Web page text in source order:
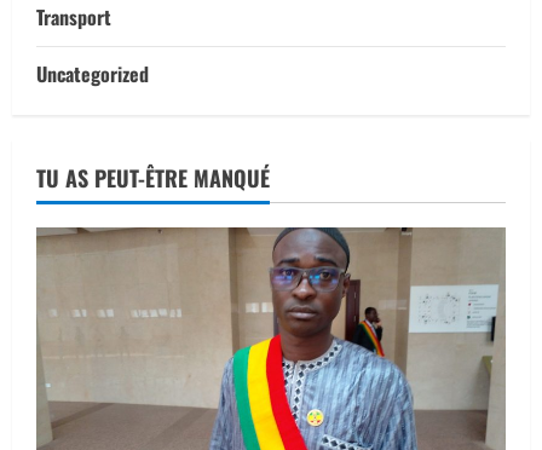
Transport
Uncategorized
TU AS PEUT-ÊTRE MANQUÉ